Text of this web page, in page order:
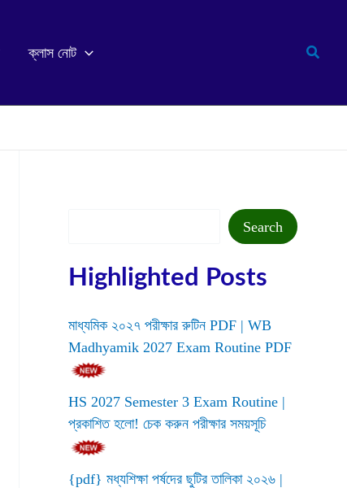
ক্লাস নোট Search
Search
Highlighted Posts
মাধ্যমিক ২০২৭ পরীক্ষার রুটিন PDF | WB
Madhyamik 2027 Exam Routine PDF
HS 2027 Semester 3 Exam Routine |
প্রকাশিত হলো! চেক করুন পরীক্ষার সময়সূচি
{pdf} মধ্যশিক্ষা পর্ষদের ছুটির তালিকা ২০২৬ |